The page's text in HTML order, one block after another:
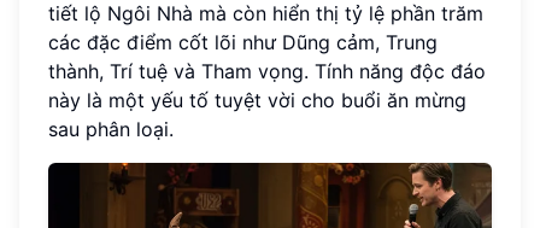
tiết lộ Ngôi Nhà mà còn hiển thị tỷ lệ phần trăm
các đặc điểm cốt lõi như Dũng cảm, Trung
thành, Trí tuệ và Tham vọng. Tính năng độc đáo
này là một yếu tố tuyệt vời cho buổi ăn mừng
sau phân loại.